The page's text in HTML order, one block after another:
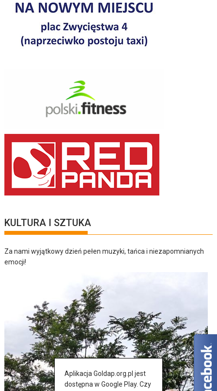
KULTURA I SZTUKA
Za nami wyjątkowy dzień pełen muzyki, tańca i niezapomnianych
emocji!
Aplikacja Goldap.org.pl jest
dostępna w Google Play. Czy